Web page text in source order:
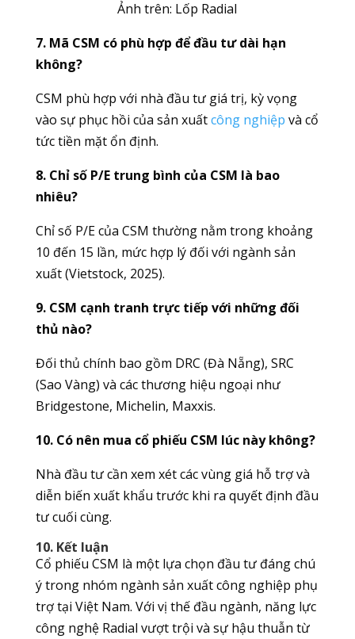
Ảnh trên: Lốp Radial
7. Mã CSM có phù hợp để đầu tư dài hạn
không?
CSM phù hợp với nhà đầu tư giá trị, kỳ vọng
vào sự phục hồi của sản xuấtcông nghiệp và cổ
tức tiền mặt ổn định.
8. Chỉ số P/E trung bình của CSM là bao
nhiêu?
Chỉ số P/E của CSM thường nằm trong khoảng
10 đến 15 lần, mức hợp lý đối với ngành sản
xuất (Vietstock, 2025).
9. CSM cạnh tranh trực tiếp với những đối
thủ nào?
Đối thủ chính bao gồm DRC (Đà Nẵng), SRC
(Sao Vàng) và các thương hiệu ngoại như
Bridgestone, Michelin, Maxxis.
10. Có nên mua cổ phiếu CSM lúc này không?
Nhà đầu tư cần xem xét các vùng giá hỗ trợ và
diễn biến xuất khẩu trước khi ra quyết định đầu
tư cuối cùng.
10. Kết luận
Cổ phiếu CSM là một lựa chọn đầu tư đáng chú
ý trong nhóm ngành sản xuất công nghiệp phụ
trợ tại Việt Nam. Với vị thế đầu ngành, năng lực
công nghệ Radial vượt trội và sự hậu thuẫn từ